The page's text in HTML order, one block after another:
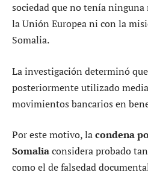
sociedad que no tenía
la Unión Europea ni con la
Somalia.
La investigación determinó
posteriormente utilizado
movimientos bancarios en
Por este motivo, lacondena
Somaliaconsidera probado
como el de falsedad